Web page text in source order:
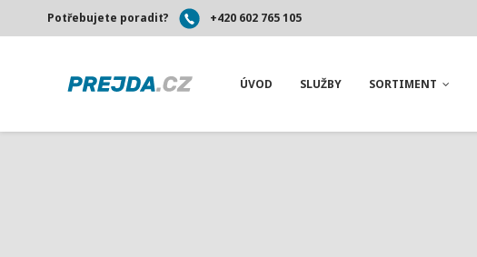
Potřebujete poradit? +420 602 765 105
ÚVOD SLUŽBY SORTIMENT